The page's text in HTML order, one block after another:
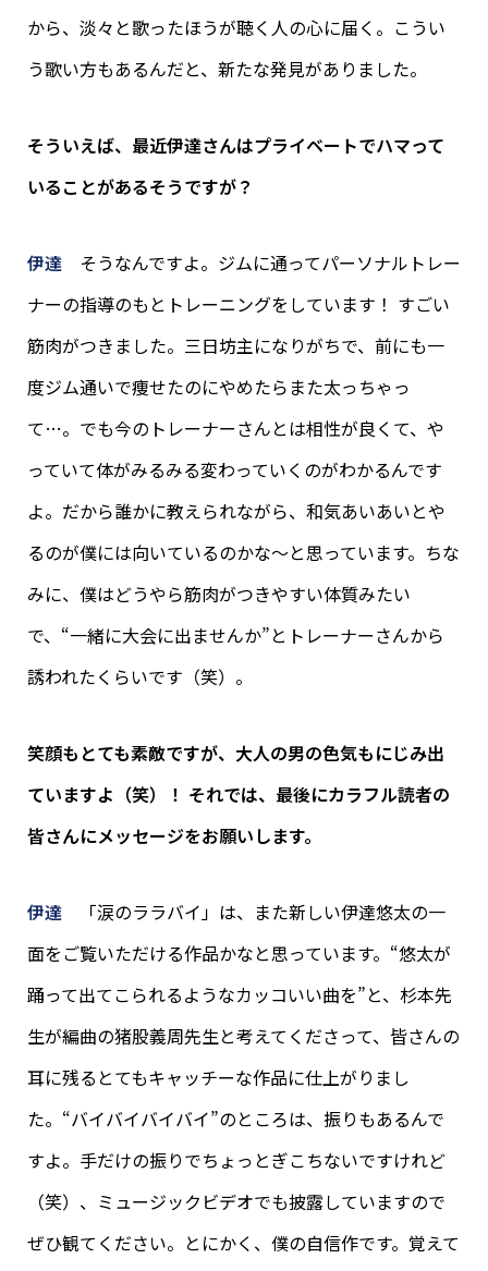
から、淡々と歌ったほうが聴く人の心に届く。こうい
う歌い方もあるんだと、新たな発見がありました。
そういえば、最近伊達さんはプライベートでハマって
いることがあるそうですが？
伊達そうなんですよ。ジムに通ってパーソナルトレー
ナーの指導のもとトレーニングをしています！ すごい
筋肉がつきました。三日坊主になりがちで、前にも一
度ジム通いで痩せたのにやめたらまた太っちゃっ
て…。でも今のトレーナーさんとは相性が良くて、や
っていて体がみるみる変わっていくのがわかるんです
よ。だから誰かに教えられながら、和気あいあいとや
るのが僕には向いているのかな〜と思っています。ちな
みに、僕はどうやら筋肉がつきやすい体質みたい
で、“一緒に大会に出ませんか”とトレーナーさんから
誘われたくらいです（笑）。
笑顔もとても素敵ですが、大人の男の色気もにじみ出
ていますよ（笑）！ それでは、最後にカラフル読者の
皆さんにメッセージをお願いします。
伊達「涙のララバイ」は、また新しい伊達悠太の一
面をご覧いただける作品かなと思っています。“悠太が
踊って出てこられるようなカッコいい曲を”と、杉本先
生が編曲の猪股義周先生と考えてくださって、皆さんの
耳に残るとてもキャッチーな作品に仕上がりまし
た。“バイバイバイバイ”のところは、振りもあるんで
すよ。手だけの振りでちょっとぎこちないですけれど
（笑）、ミュージックビデオでも披露していますので
ぜひ観てください。とにかく、僕の自信作です。覚えて